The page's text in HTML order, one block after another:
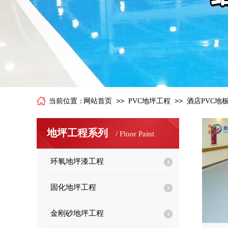
当前位置： 网站首页 >> PVC地坪工程 >> 酒店PVC地
地坪工程系列 / Floor Paint
环氧地坪漆工程
固化地坪工程
金刚砂地坪工程